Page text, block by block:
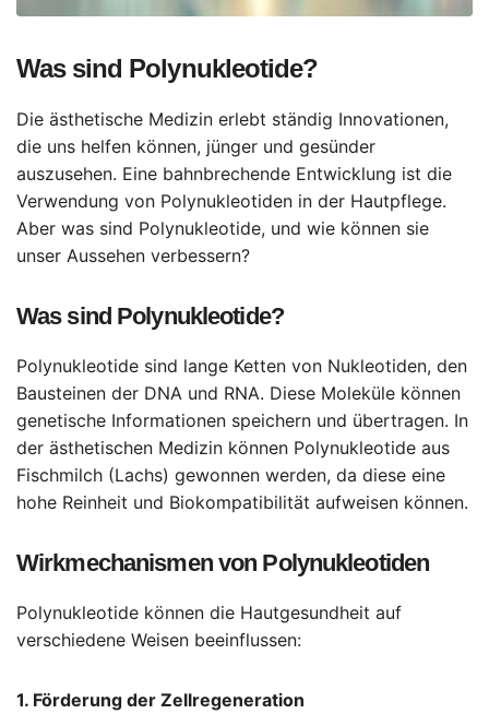
Was sind Polynukleotide?
Die ästhetische Medizin erlebt ständig Innovationen,
die uns helfen können, jünger und gesünder
auszusehen. Eine bahnbrechende Entwicklung ist die
Verwendung von Polynukleotiden in der Hautpflege.
Aber was sind Polynukleotide, und wie können sie
unser Aussehen verbessern?
Was sind Polynukleotide?
Polynukleotide sind lange Ketten von Nukleotiden, den
Bausteinen der DNA und RNA. Diese Moleküle können
genetische Informationen speichern und übertragen. In
der ästhetischen Medizin können Polynukleotide aus
Fischmilch (Lachs) gewonnen werden, da diese eine
hohe Reinheit und Biokompatibilität aufweisen können.
Wirkmechanismen von Polynukleotiden
Polynukleotide können die Hautgesundheit auf
verschiedene Weisen beeinflussen:
1. Förderung der Zellregeneration